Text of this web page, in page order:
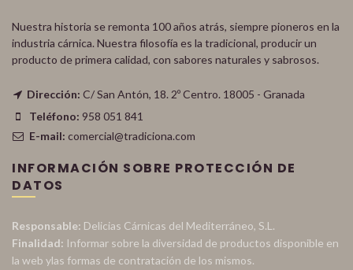
Nuestra historia se remonta 100 años atrás, siempre pioneros en la
industria cárnica. Nuestra filosofía es la tradicional, producir un
producto de primera calidad, con sabores naturales y sabrosos.
Dirección: C/ San Antón, 18. 2º Centro. 18005 - Granada
Teléfono: 958 051 841
E-mail: comercial@tradiciona.com
INFORMACIÓN SOBRE PROTECCIÓN DE
DATOS
Responsable: Delicias Cárnicas del Mediterráneo, S.L.
Finalidad: Informar sobre la diversidad de productos disponible en
la web ylas formas de contratación de los mismos.